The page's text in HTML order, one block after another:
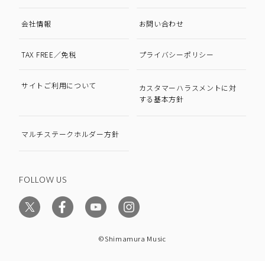
会社情報 お問い合わせ
TAX FREE／免税 プライバシーポリシー
サイトご利用について
カスタマーハラスメントに対
する基本方針
マルチステークホルダー方針
FOLLOW US
©Shimamura Music